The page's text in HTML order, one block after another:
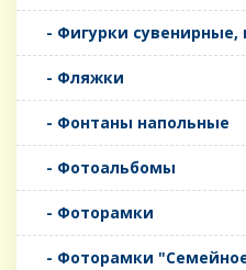
- Фигурки сувенирные,
- Фляжки
- Фонтаны напольные
- Фотоальбомы
- Фоторамки
- Фоторамки